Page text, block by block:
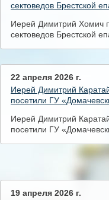
сектоведов Брестской
Иерей Димитрий Хомич
сектоведов Брестской
22 апреля 2026 г.
Иерей Димитрий
посетили ГУ
Иерей Димитрий
посетили ГУ
19 апреля 2026 г.